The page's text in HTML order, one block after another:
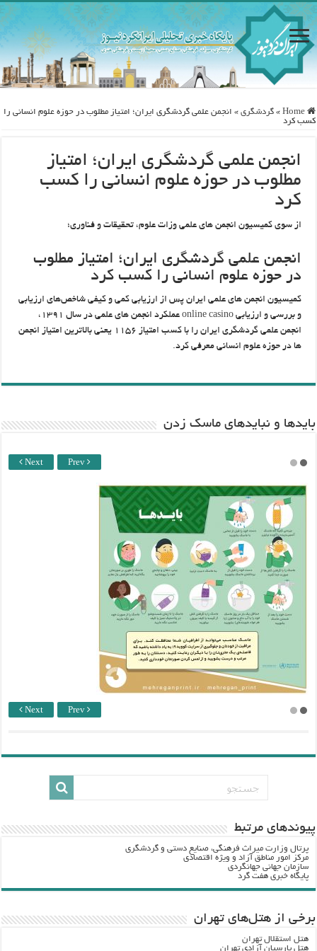
Home
» گردشگری » انجمن علمی گردشگری ایران؛ امتیاز مطلوب در حوزه علوم انسانی را
کسب کرد
انجمن علمی گردشگری ایران؛ امتیاز
مطلوب در حوزه علوم انسانی را کسب
کرد
از سوی کمیسیون انجمن های علمی وزات علوم، تحقیقات و فناوری؛
انجمن علمی گردشگری ایران؛ امتیاز مطلوب
در حوزه علوم انسانی را کسب کرد
کمیسیون انجمن های علمی ایران پس از ارزیابی کمی و کیفی شاخص‌های ارزیابی
و بررسی و ارزیابیonline casino
عملکرد انجمن های علمی در سال ۱۳۹۱،
انجمن علمی گردشگری ایران را با کسب امتیاز ۱۱۵۶ یعنی بالاترین امتیاز انجمن
ها در حوزه علوم انسانی معرفی کرد.
باید‌ها و نبایدهای ماسک زدن
Next Prev
Next Prev
پيوندهاي مرتبط
پرتال وزارت ميراث فرهنگي، صنایع دستی و گردشگري
مرکز امور مناطق آزاد و ویژه اقتصادی
سازمان جهانی جهانگردی
پایگاه خبری هفت گرد
برخی از هتل‌های تهران
هتل استقلال تهران
هتل پارسیان آزادی تهران